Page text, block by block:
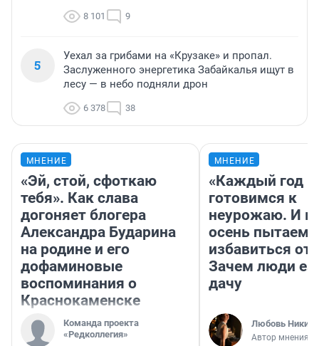
8 101 9
5
Уехал за грибами на «Крузаке» и пропал.
Заслуженного энергетика Забайкалья ищут в
лесу — в небо подняли дрон
6 378 38
МНЕНИЕ
«Эй, стой, сфоткаю
тебя». Как слава
догоняет блогера
Александра Бударина
на родине и его
дофаминовые
воспоминания о
Краснокаменске
Команда проекта
«Редколлегия»
МНЕНИЕ
«Каждый год
готовимся к
неурожаю. И
осень
избавиться от
Зачем люди
дачу
Любовь
Автор мнения